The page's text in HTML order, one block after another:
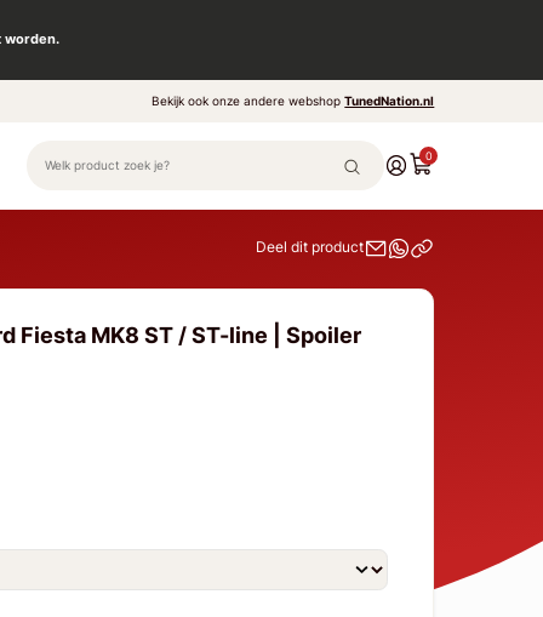
worden.
Bekijk ook onze andere webshopTunedNation.nl
0
Deel dit product
Fiesta MK8 ST / ST-line | Spoiler